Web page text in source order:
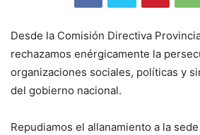
Desde la Comisión Directiva
rechazamos enérgicamente la
organizaciones sociales, políticas y
del gobierno nacional.
Repudiamos el allanamiento a la